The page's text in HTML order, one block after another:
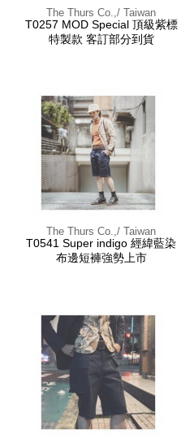
The Thurs Co.,/ Taiwan
T0257 MOD Special 頂級紫標
特製款 客訂部分到貨
The Thurs Co.,/ Taiwan
T0541 Super indigo 經緯藍染
布邊短褲強勢上市